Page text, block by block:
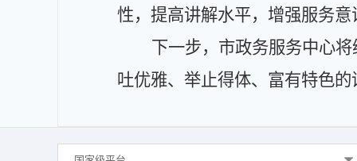
性，提高讲解水平，增强服务意
下一步，市政务服务中心
吐优雅、举止得体、富有特色